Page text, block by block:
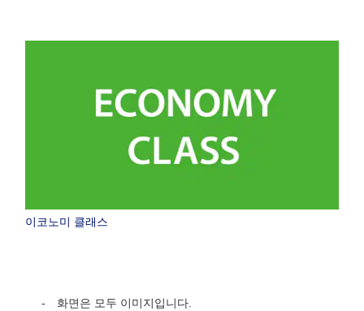
이코노미 클래스
화면은 모두 이미지입니다.